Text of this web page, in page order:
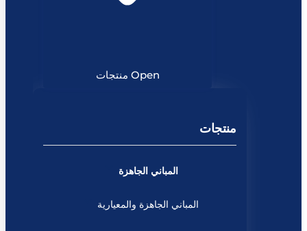
Open منتجات
منتجات
المباني الجاهزة
المباني الجاهزة والمعيارية